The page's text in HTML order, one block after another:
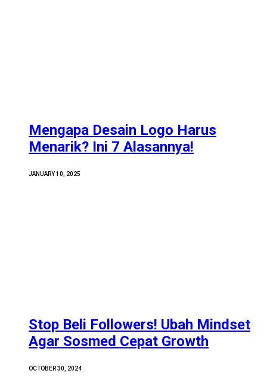
Mengapa Desain Logo Harus
Menarik? Ini 7 Alasannya!
JANUARY 10, 2025
Stop Beli Followers! Ubah Mindset
Agar Sosmed Cepat Growth
OCTOBER 30, 2024